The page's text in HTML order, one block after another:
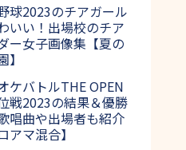
球2023のチアガール
いい！出場校のチア
ー女子画像集【夏の
】
ケバトルTHE OPEN
戦2023の結果＆優勝
唱曲や出場者も紹介
アマ混合】